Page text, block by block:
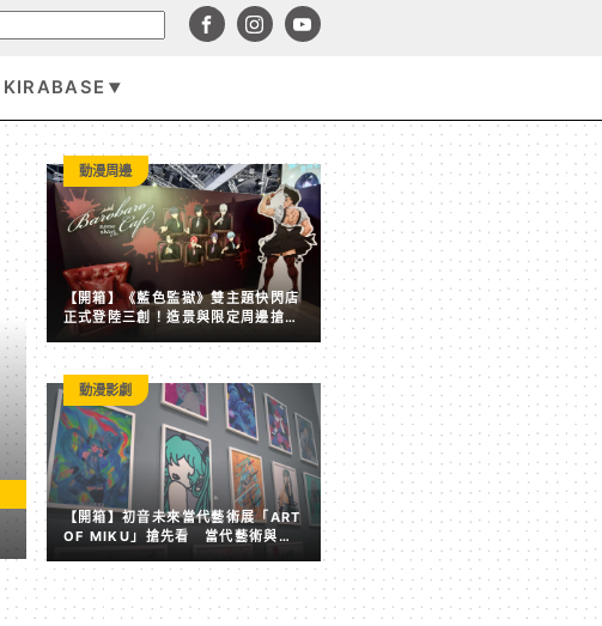
KIRABASE
遊戲資訊
賣點全失！《塵白禁域》7 月手機營收跌破 5,000 美元
後玩家大量流失
【開箱】《藍色監獄》雙主題快閃店
正式登陸三創！造景與限定周邊搶先
動漫周邊
【開箱】初音未來當代藝術展「ART
OF MIKU」搶先看 當代藝術與虛
擬歌姬激盪出的全新火花
動漫影劇